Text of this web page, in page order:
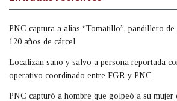
PNC captura a alias “Tomatillo”, pandillero
120 años de cárcel
Localizan sano y salvo a persona reportada
operativo coordinado entre FGR y PNC
PNC capturó a hombre que golpeó a su mujer